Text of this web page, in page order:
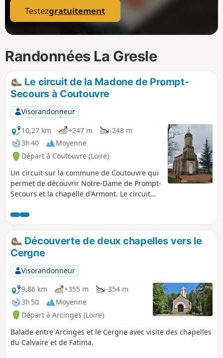
Testezgratuitement
Randonnées La Gresle
Le circuit de la Madone de Prompt-
Secours à Coutouvre
Visorandonneur
10,27 km
+247 m
-248 m
3h 40
Moyenne
Départ à Coutouvre (Loire)
Un circuit sur la commune de Coutouvre qui
permet de découvrir Notre-Dame de Prompt-
Secours et la chapelle d'Armont. Le circuit
en suivant le Trambouzan.
Découverte de deux chapelles vers le
Cergne
Visorandonneur
9,86 km
+355 m
-354 m
3h 50
Moyenne
Départ à Arcinges (Loire)
Balade entre Arcinges et le Cergne avec visite des chapelles
du Calvaire et de Fatima.